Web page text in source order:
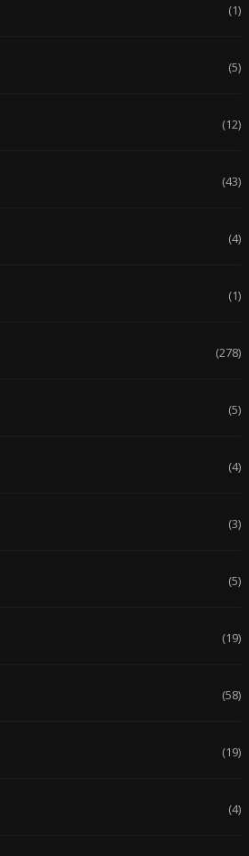
(1)
(5)
(12)
(43)
(4)
(1)
(278)
(5)
(4)
(3)
(5)
(19)
(58)
(19)
(4)